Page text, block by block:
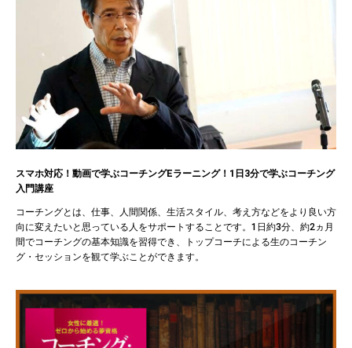
スマホ対応！動画で学ぶコーチングEラーニング！1日3分で学ぶコーチング
入門講座
コーチングとは、仕事、人間関係、生活スタイル、考え方などをより良い方
向に変えたいと思っている人をサポートすることです。1日約3分、約2ヵ月
間でコーチングの基本知識を習得でき、トップコーチによる生のコーチン
グ・セッションを観て学ぶことができます。